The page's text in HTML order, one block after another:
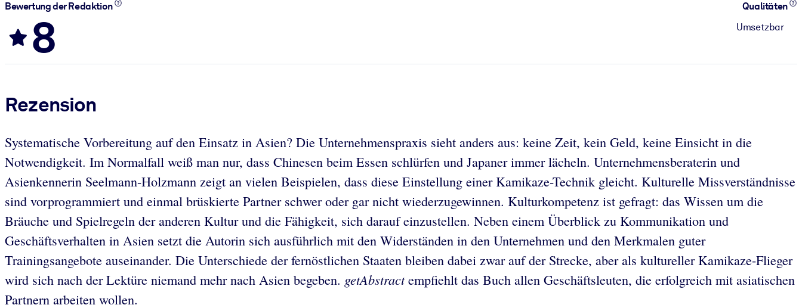
Bewertung der Redaktion
8
Qualitäten
Umsetzbar
Rezension
Systematische Vorbereitung auf den Einsatz in Asien? Die Unternehmenspraxis sieht anders aus: keine Zeit, kein Geld, keine Einsicht in die
Notwendigkeit. Im Normalfall weiß man nur, dass Chinesen beim Essen schlürfen und Japaner immer lächeln. Unternehmensberaterin und
Asienkennerin Seelmann-Holzmann zeigt an vielen Beispielen, dass diese Einstellung einer Kamikaze-Technik gleicht. Kulturelle Missverständnisse
sind vorprogrammiert und einmal brüskierte Partner schwer oder gar nicht wiederzugewinnen. Kulturkompetenz ist gefragt: das Wissen um die
Bräuche und Spielregeln der anderen Kultur und die Fähigkeit, sich darauf einzustellen. Neben einem Überblick zu Kommunikation und
Geschäftsverhalten in Asien setzt die Autorin sich ausführlich mit den Widerständen in den Unternehmen und den Merkmalen guter
Trainingsangebote auseinander. Die Unterschiede der fernöstlichen Staaten bleiben dabei zwar auf der Strecke, aber als kultureller Kamikaze-Flieger
wird sich nach der Lektüre niemand mehr nach Asien begeben. getAbstractempfiehlt das Buch allen Geschäftsleuten, die erfolgreich mit asiatischen
Partnern arbeiten wollen.